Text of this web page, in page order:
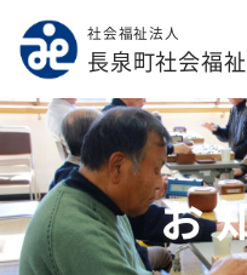
社会福祉法人
長泉町社会福メ
お